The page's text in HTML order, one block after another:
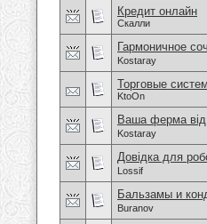
Кредит онлайн
Скалли
Гармоничное
Kostaray
Торговые
KtoOn
Ваша ферма від
Kostaray
Довідка для
Lossif
Бальзамы и
Buranov